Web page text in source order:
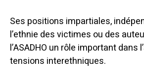
Ses positions impartiales,
l’ethnie des victimes ou des
l’ASADHO un rôle important dans
tensions interethniques.